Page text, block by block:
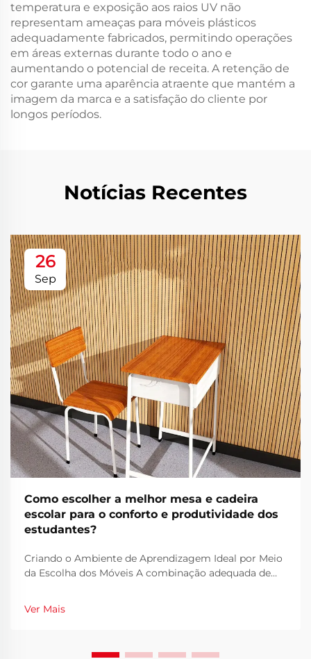
temperatura e exposição aos raios UV não
representam ameaças para móveis plásticos
adequadamente fabricados, permitindo operações
em áreas externas durante todo o ano e
aumentando o potencial de receita. A retenção de
cor garante uma aparência atraente que mantém a
imagem da marca e a satisfação do cliente por
longos períodos.
Notícias Recentes
26
Sep
Como escolher a melhor mesa e cadeira
escolar para o conforto e produtividade dos
estudantes?
Criando o Ambiente de Aprendizagem Ideal por Meio
da Escolha dos Móveis A combinação adequada de
de aprendizagem de um aluno. Quando os estudantes
passam horas sentados em suas mesas todos os dias,
Ver Mais